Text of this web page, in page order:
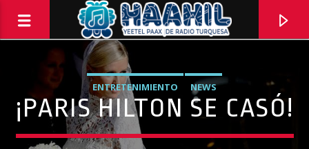
ENTRETENIMIENTO NEWS
¡PARIS HILTON SE CASÓ!